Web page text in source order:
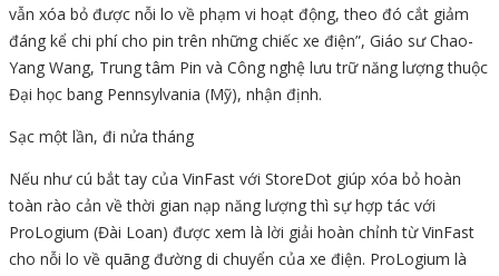
vẫn xóa bỏ được nỗi lo về phạm vi hoạt động, theo đó cắt giảm
đáng kể chi phí cho pin trên những chiếc xe điện”, Giáo sư Chao-
Yang Wang, Trung tâm Pin và Công nghệ lưu trữ năng lượng thuộc
Đại học bang Pennsylvania (Mỹ), nhận định.
Sạc một lần, đi nửa tháng
Nếu như cú bắt tay của VinFast với StoreDot giúp xóa bỏ hoàn
toàn rào cản về thời gian nạp năng lượng thì sự hợp tác với
ProLogium (Đài Loan) được xem là lời giải hoàn chỉnh từ VinFast
cho nỗi lo về quãng đường di chuyển của xe điện. ProLogium là